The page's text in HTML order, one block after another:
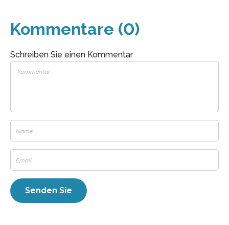
Kommentare (0)
Schreiben Sie einen Kommentar